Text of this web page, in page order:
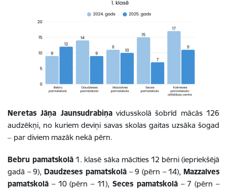
Neretas Jāņa Jaunsudrabiņavidusskolā šobrīd mācās 126
audzēkņi, no kuriem deviņi savas skolas gaitas uzsāka šogad
‒ par diviem mazāk nekā pērn.
Bebru pamatskolā 1. klasē sāka mācīties 12 bērni (iepriekšējā
gadā – 9),Daudzeses pamatskolā– 9 (pērn – 14),Mazzalves
pamatskolā – 10 (pērn – 11), Seces pamatskolā– 7 (pērn –